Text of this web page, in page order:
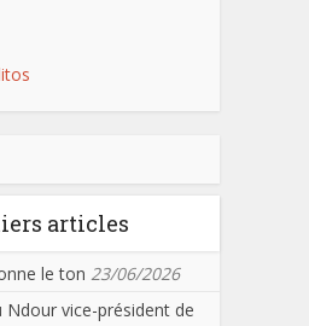
articles
le ton 23/06/2026
Ndour vice-président de